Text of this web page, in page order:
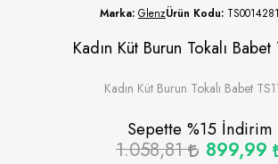
Marka: GlenzÜrün Kodu:
Kadın Küt Burun Tokalı Babet
Kadın Küt Burun Tokalı Babet
Sepette %15İndirim
1.058,81 899,99